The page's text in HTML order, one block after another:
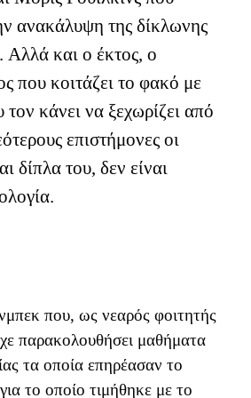
ανακάλυψη της δίκλωνης
. Αλλά και ο έκτος, ο
που κοιτάζει το φακό με
κάνει να ξεχωρίζει από
επιστήμονες οι
δίπλα του, δεν είναι
που, ως νεαρός φοιτητής
παρακολουθήσει μαθήματα
τα οποία επηρέασαν το
το οποίο τιμήθηκε με το